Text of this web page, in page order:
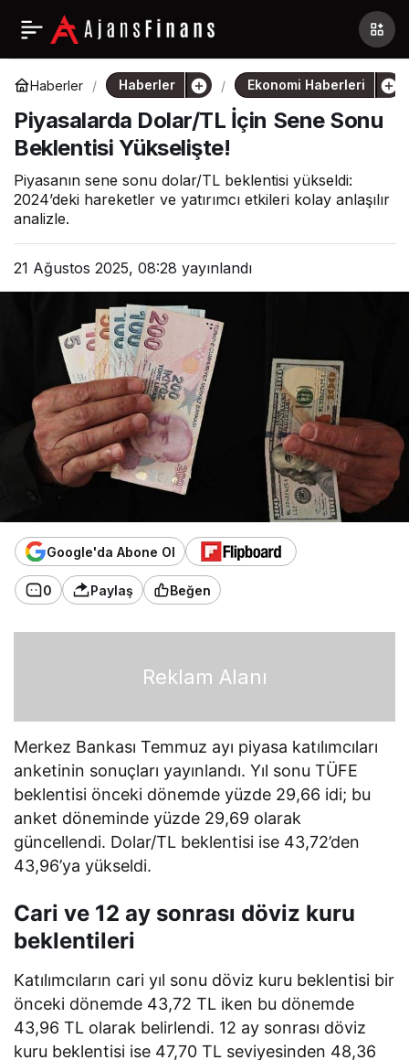
Haberler Haberler Ekonomi Haberleri
Piyasalarda Dolar/TL İçin Sene Sonu
Beklentisi Yükselişte!
Piyasanın sene sonu dolar/TL beklentisi yükseldi:
2024’deki hareketler ve yatırımcı etkileri kolay anlaşılır
analizle.
21 Ağustos 2025, 08:28 yayınlandı
Google'da Abone Ol
0 Paylaş Beğen
Reklam Alanı
Merkez Bankası Temmuz ayı piyasa katılımcıları
anketinin sonuçları yayınlandı. Yıl sonu TÜFE
beklentisi önceki dönemde yüzde 29,66 idi; bu
anket döneminde yüzde 29,69 olarak
güncellendi. Dolar/TL beklentisi ise 43,72’den
43,96’ya yükseldi.
Cari ve 12 ay sonrası döviz kuru
beklentileri
Katılımcıların cari yıl sonu döviz kuru beklentisi bir
önceki dönemde 43,72 TL iken bu dönemde
43,96 TL olarak belirlendi. 12 ay sonrası döviz
kuru beklentisi ise 47,70 TL seviyesinden 48,36